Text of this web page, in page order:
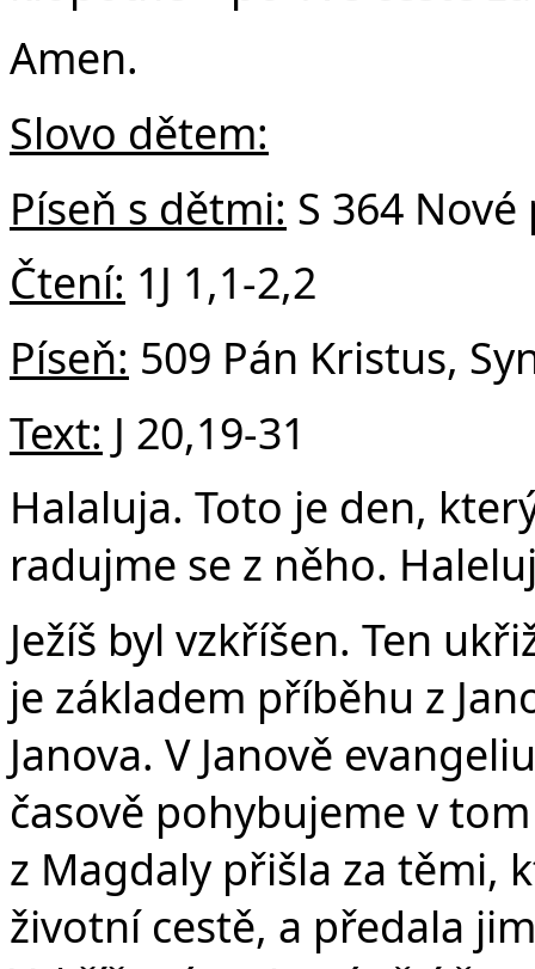
Amen.
Slovo dětem:
Píseň s dětmi: S 364
Čtení: 1J 1,1-2,2
Píseň: 509 Pán Kristus,
Text: J 20,19-31
Halaluja. Toto je den,
radujme se z něho.
Ježíš byl vzkříšen. Ten
je základem příběhu z
Janova. V Janově
časově pohybujeme v
z Magdaly přišla za těmi,
životní cestě, a předala